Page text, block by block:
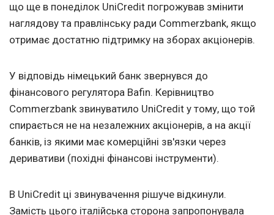
що ще в понеділок UniCredit погрожував змінити
наглядову та правлінську ради Commerzbank, якщо
отримає достатню підтримку на зборах акціонерів.
У відповідь німецький банк звернувся до
фінансового регулятора Bafin. Керівництво
Commerzbank звинуватило UniCredit у тому, що той
спирається не на незалежних акціонерів, а на акції
банків, із якими має комерційні зв'язки через
деривативи (похідні фінансові інструменти).
В UniCredit ці звинувачення рішуче відкинули.
Замість цього італійська сторона запропонувала